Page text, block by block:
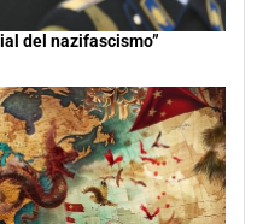
del nazifascismo”